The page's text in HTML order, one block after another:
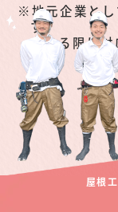
地元企業と
す。
できる限り対
い。
屋根